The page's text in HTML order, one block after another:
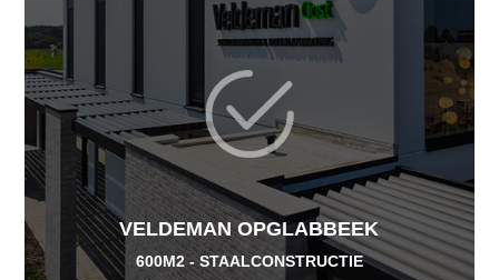
VELDEMAN OPGLABBEEK
600M2 - STAALCONSTRUCTIE